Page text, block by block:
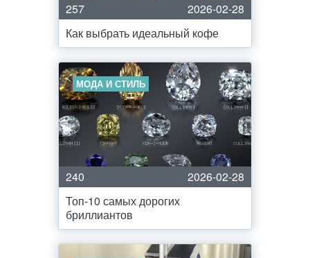
257
2026-02-28
Как выбрать идеальный кофе
МОДА И СТИЛЬ
240
2026-02-28
Топ-10 самых дорогих
бриллиантов